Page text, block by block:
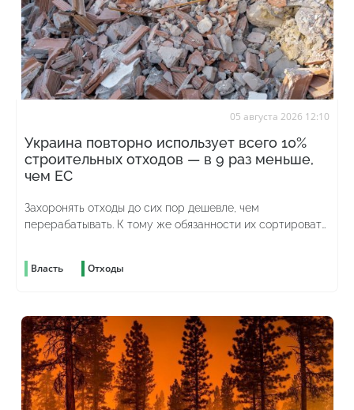
05 августа 2026 12:10
Украина повторно использует всего 10%
строительных отходов — в 9 раз меньше,
чем ЕС
Захоронять отходы до сих пор дешевле, чем
перерабатывать. К тому же обязанности их сортировать
Власть Отходы